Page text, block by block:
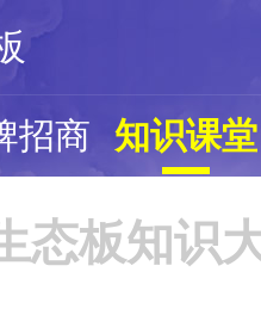
招商 知识课堂
态板知识